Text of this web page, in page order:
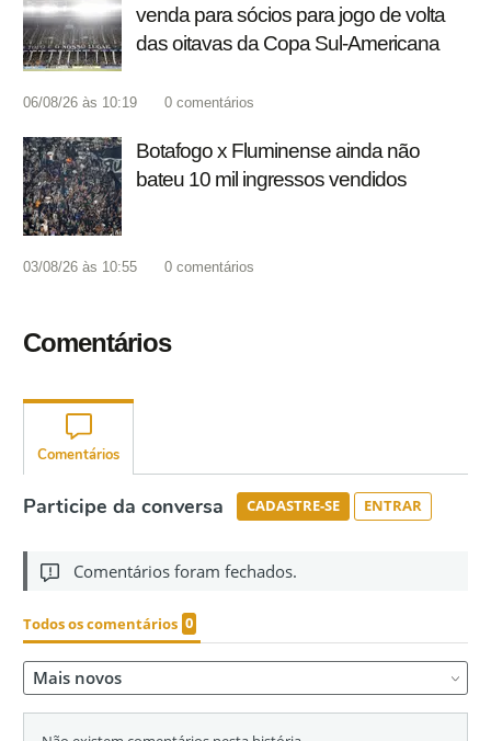
venda para sócios para jogo de volta
das oitavas da Copa Sul-Americana
06/08/26 às 10:19 0 comentários
Botafogo x Fluminense ainda não
bateu 10 mil ingressos vendidos
03/08/26 às 10:55 0 comentários
Comentários